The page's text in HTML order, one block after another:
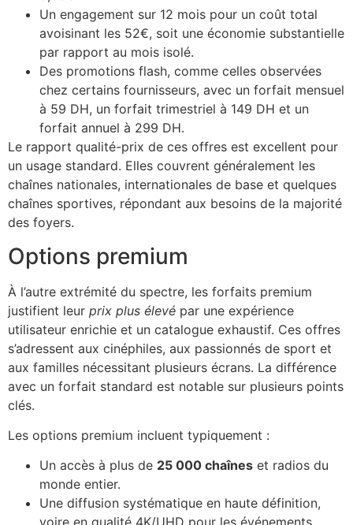
Un engagement sur 12 mois pour un coût total
avoisinant les 52€, soit une économie substantielle
par rapport au mois isolé.
Des promotions flash, comme celles observées
chez certains fournisseurs, avec un forfait mensuel
à 59 DH, un forfait trimestriel à 149 DH et un
forfait annuel à 299 DH.
Le rapport qualité-prix de ces offres est excellent pour
un usage standard. Elles couvrent généralement les
chaînes nationales, internationales de base et quelques
chaînes sportives, répondant aux besoins de la majorité
des foyers.
Options premium
À l’autre extrémité du spectre, les forfaits premium
justifient leur prix plus élevé par une expérience
utilisateur enrichie et un catalogue exhaustif. Ces offres
s’adressent aux cinéphiles, aux passionnés de sport et
aux familles nécessitant plusieurs écrans. La différence
avec un forfait standard est notable sur plusieurs points
clés.
Les options premium incluent typiquement :
Un accès à plus de 25 000 chaînes et radios du
monde entier.
Une diffusion systématique en haute définition,